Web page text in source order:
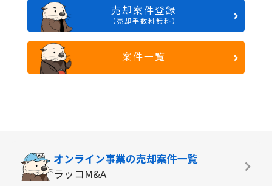
売却案件登録
（売却手数料無料）
案件一覧
オンライン事業の売却案件一覧
ラッコM&A